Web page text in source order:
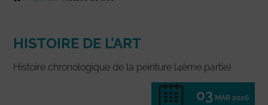
HISTOIRE DE L’ART
Histoire chronologique de la peinture (4ème partie)
03 MAR 2026